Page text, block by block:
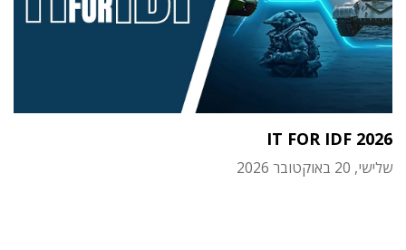
IT FOR IDF 2026
שלישי, 20 באוקטובר 2026